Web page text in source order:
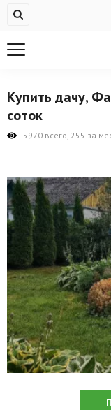
Купить квартиру
На сутки
Новостройки
Продажа
Аренда
Новости
Агентства
Ремонт квартир
Грузовое такси
Купить дачу,
соток
5970 всего, 255 за